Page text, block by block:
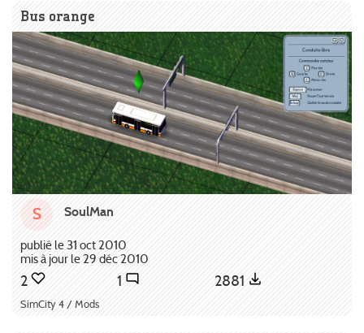
Bus orange
S SoulMan
publié le 31 oct 2010
mis à jour le 29 déc 2010
2 1 2881
SimCity 4 / Mods